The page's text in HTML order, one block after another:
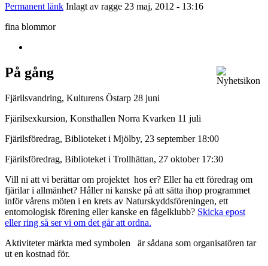
Permanent länk Inlagt av ragge 23 maj, 2012 - 13:16
fina blommor
På gång
Fjärilsvandring, Kulturens Östarp 28 juni
Fjärilsexkursion, Konsthallen Norra Kvarken 11 juli
Fjärilsföredrag, Biblioteket i Mjölby, 23 september 18:00
Fjärilsföredrag, Biblioteket i Trollhättan, 27 oktober 17:30
Vill ni att vi berättar om projektet hos er? Eller ha ett föredrag om
fjärilar i allmänhet? Håller ni kanske på att sätta ihop programmet
inför vårens möten i en krets av Naturskyddsföreningen, ett
entomologisk förening eller kanske en fågelklubb? Skicka epost
eller ring så ser vi om det går att ordna.
Aktiviteter märkta med symbolen
är sådana som organisatören tar
ut en kostnad för.